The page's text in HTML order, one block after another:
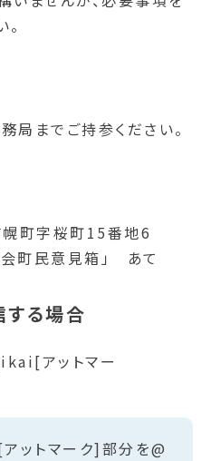
までご持参ください。
町字桜町15番地6
町民意見箱」 あて
する場合
アットマー
ットマーク]部分を@